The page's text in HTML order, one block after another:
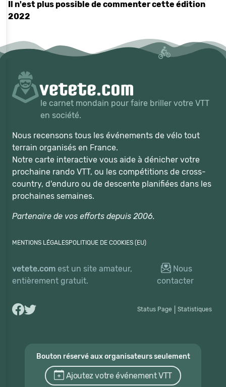
Il n'est plus possible de commenter cette édition
2022
le carnet mondain pour faire briller votre VTT
en société.
Nous recensons tous les événements de vélo tout
terrain organisés en France.
Notre carte interactive vous aide à dénicher votre
prochaine rando VTT, ou les compétitions de cross-
country, d'enduro ou de descente planifiées dans les
prochaines semaines.
Partenaire de vos efforts depuis 2006.
MENTIONS LÉGALESPOLITIQUE DE COOKIES (EU)
vetete.com est un site amateur,
entièrement gratuit.
Nous
contacter
Status Page Statistiques
Bouton réservé aux organisateurs seulement
Ajoutez votre événement VTT